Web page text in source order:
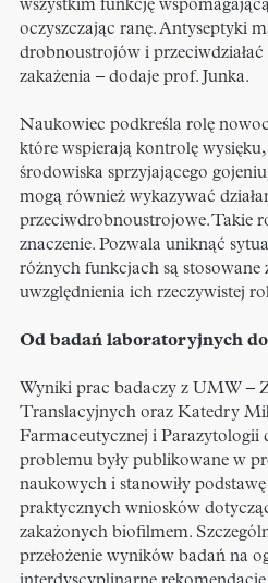
wszystkim funkcję
oczyszczając ranę. Antyseptyki
drobnoustrojów i
zakażenia – dodaje prof. Junka.
Naukowiec podkreśla rolę
które wspierają kontrolę
środowiska sprzyjającego
mogą również wykazywać
przeciwdrobnoustrojowe. Takie
znaczenie. Pozwala uniknąć
różnych funkcjach są stosowane
uwzględnienia ich rzeczywistej
Od badań laboratoryjnych
Wyniki prac badaczy z UMW –
Translacyjnych oraz Katedry
Farmaceutycznej i Parazytologii
problemu były publikowane w
naukowych i stanowiły
praktycznych wniosków
zakażonych biofilmem.
przełożenie wyników badań na